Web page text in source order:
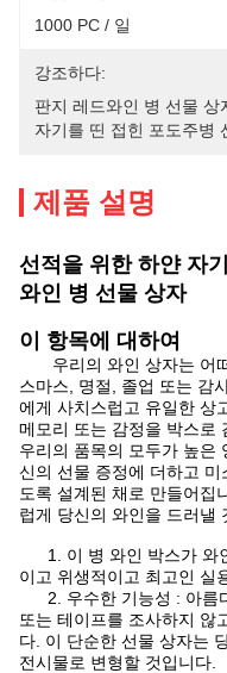
1000 PC / 일
강조하다:
판지 레드와인 병 선물 상
자기를 띤 접힌 포도주병
제품 설명
선적을 위한 하얀 자
와인 병 선물 상자
이 항목에 대하여
우리의 와인 상자는 어떠
스마스, 명절, 졸업 또는 감
에게 사치스럽고 유일한 상
메모리 또는 감정을 박스로
우리의 품목의 모두가 높은
신의 선물 증정에 더하고
도록 설계된 채로 만들어집
럽게 당신의 와인을 드러낼
1. 이 병 와인 박스가 와
이고 위생적이고 최고인 실
2. 우수한 기능성 : 아름
또는 테이프를 조사하지 않
다. 이 단순한 선물 상자는
전시물로 변형할 것입니다.